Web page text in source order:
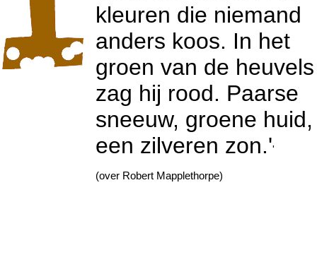
kleuren die niemand
anders koos. In het
groen van de heuvels
zag hij rood. Paarse
sneeuw, groene huid,
een zilveren zon.''
(over Robert Mapplethorpe)